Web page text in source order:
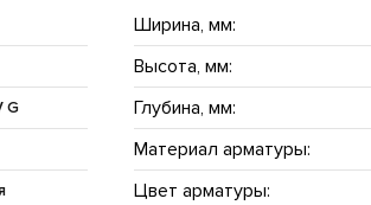
G
Ширина, мм:
Высота, мм:
Глубина, мм:
Материал арматуры:
Цвет арматуры: